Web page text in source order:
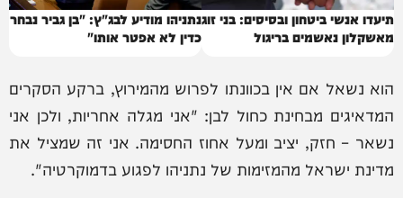
תיעדו אנשי ביטחון ובסיסים: בני זוג
מאשקלון נאשמים בריגול
נתניהו מודיע לבג"ץ: "בן גביר נבחר
כדין לא אפטר אותו"
הוא נשאל אם אין בכוונתו לפרוש מהמירוץ, ברקע הסקרים
המדאיגים מבחינת כחול לבן: "אני מגלה אחריות, ולכן אני
נשאר – חזק, יציב ומעל אחוז החסימה. אני זה שמציל את
מדינת ישראל מהמזימות של נתניהו לפגוע בדמוקרטיה".